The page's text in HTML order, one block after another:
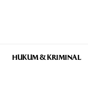
HUKUM & KRIMINAL